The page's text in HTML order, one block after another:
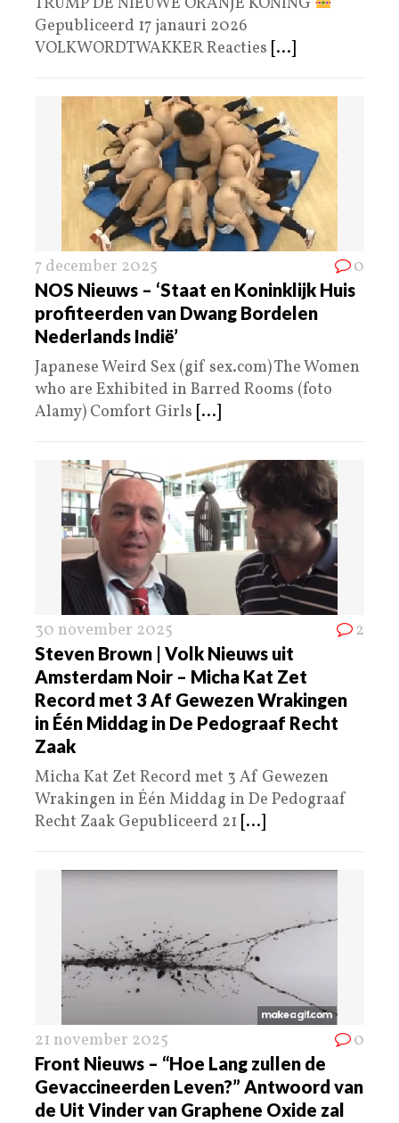
Gepubliceerd 17 janauri 2026
VOLKWORDTWAKKER Reacties [...]
7 december 2025 0
NOS Nieuws – ‘Staat en Koninklijk Huis
profiteerden van Dwang Bordelen
Nederlands Indië’
Japanese Weird Sex (gif sex.com) The Women
who are Exhibited in Barred Rooms (foto
Alamy) Comfort Girls [...]
30 november 2025 2
Steven Brown | Volk Nieuws uit
Amsterdam Noir – Micha Kat Zet
Record met 3 Af Gewezen Wrakingen
in Één Middag in De Pedograaf Recht
Zaak
Micha Kat Zet Record met 3 Af Gewezen
Wrakingen in Één Middag in De Pedograaf
Recht Zaak Gepubliceerd 21 [...]
21 november 2025 0
Front Nieuws – “Hoe Lang zullen de
Gevaccineerden Leven?” Antwoord van
de Uit Vinder van Graphene Oxide zal